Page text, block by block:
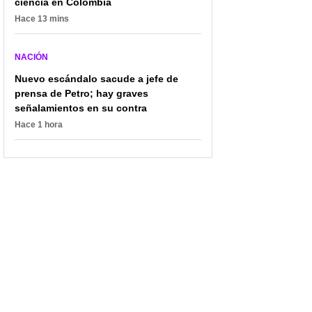
ciencia en Colombia
Hace 13 mins
NACIÓN
Nuevo escándalo sacude a jefe de
prensa de Petro; hay graves
señalamientos en su contra
Hace 1 hora